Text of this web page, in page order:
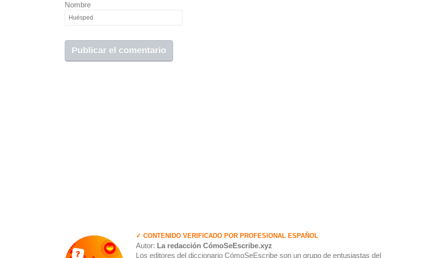
Nombre
✓ CONTENIDO VERIFICADO POR PROFESIONAL ESPAÑOL
Autor: La redacción CómoSeEscribe.xyz
Los editores del diccionario CómoSeEscribe son un grupo de entusiastas del